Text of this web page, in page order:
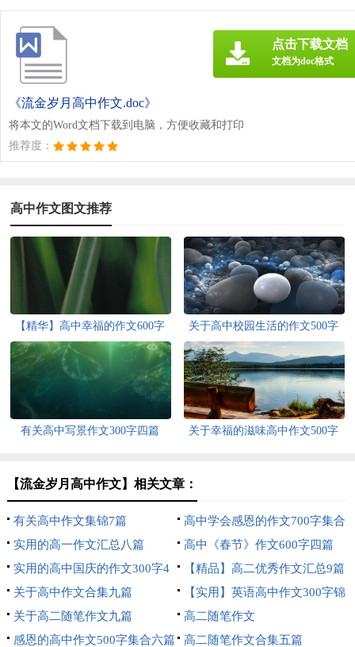
《流金岁月高中作文.doc》
将本文的Word文档下载到电脑，方便收藏和打印
推荐度：
点击下载文档
文档为doc格式
高中作文图文推荐
【精华】高中幸福的作文600字
合集9篇
关于高中校园生活的作文500字
汇总6篇
有关高中写景作文300字四篇
关于幸福的滋味高中作文500字
【流金岁月高中作文】相关文章：
有关高中作文集锦7篇
高中学会感恩的作文700字集合
5篇
实用的高一作文汇总八篇
高中《春节》作文600字四篇
实用的高中国庆的作文300字4
篇
【精品】高二优秀作文汇总9篇
关于高中作文合集九篇
【实用】英语高中作文300字锦
集十篇
关于高二随笔作文九篇
高二随笔作文
感恩的高中作文500字集合六篇
高二随笔作文合集五篇